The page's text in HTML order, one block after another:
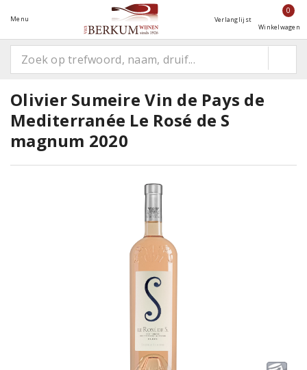
Menu Verlanglijst
0
Winkelwagen
Olivier Sumeire Vin de Pays de
Mediterranée Le Rosé de S
magnum 2020